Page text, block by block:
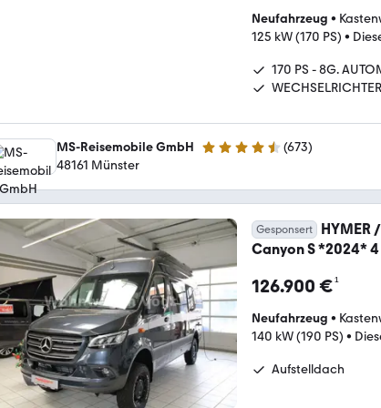
Neufahrzeug •
125 kW (170 PS) •
170 PS - 8G.
MS-Reisemobile GmbH 4.7 Sterne (673)
48161 Münster
Gesponsert
HYMER
Canyon S *2024*
126.900 €¹
Neufahrzeug •
140 kW (190 PS) •
Aufstelldach